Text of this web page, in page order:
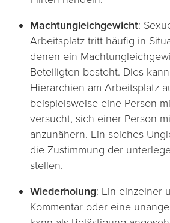
Machtungleichgewicht:
Arbeitsplatz tritt häufig in
denen ein
Beteiligten besteht. Dies
Hierarchien am Arbeitsplatz
beispielsweise eine Person
versucht, sich einer Person
anzunähern. Ein solches
die Zustimmung der
stellen.
Wiederholung: Ein einzelner
Kommentar oder eine